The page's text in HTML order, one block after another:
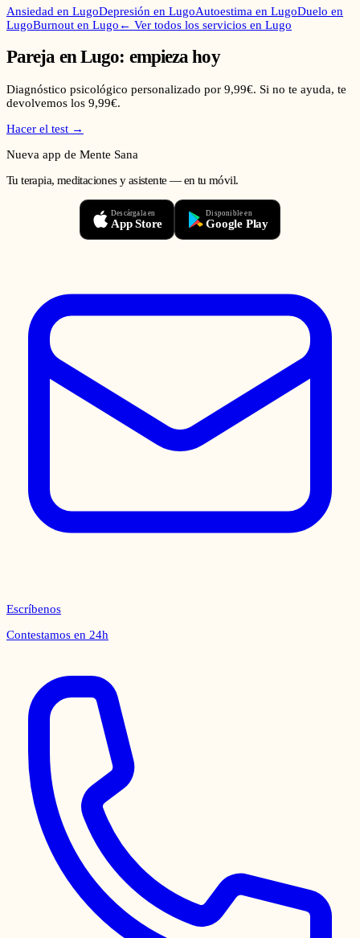
Ansiedad en LugoDepresión en LugoAutoestima en LugoDuelo en
LugoBurnout en Lugo ← Ver todos los servicios en Lugo
ParejaenLugo: empieza hoy
Diagnóstico psicológico personalizado por 9,99€. Si no te ayuda, te
devolvemos los 9,99€.
Hacer el test →
Nueva app de Mente Sana
Tu terapia, meditaciones y asistente — en tu móvil.
Descárgala en
App Store
Disponible en
Google Play
Escríbenos
Contestamos en 24h